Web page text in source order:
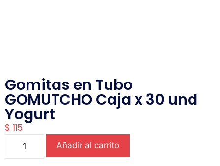
Gomitas en Tubo
GOMUTCHO Caja x 30 und
Yogurt
$ 115
Añadir al carrito